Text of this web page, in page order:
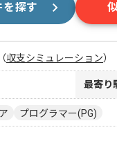
探す
（収支シミュレーション）
最寄り
プログラマー(PG)